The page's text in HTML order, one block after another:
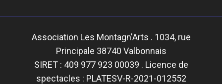
Association Les Montagn'Arts . 1034, rue
Principale 38740 Valbonnais
SIRET : 409 977 923 00039 . Licence de
spectacles : PLATESV-R-2021-012552